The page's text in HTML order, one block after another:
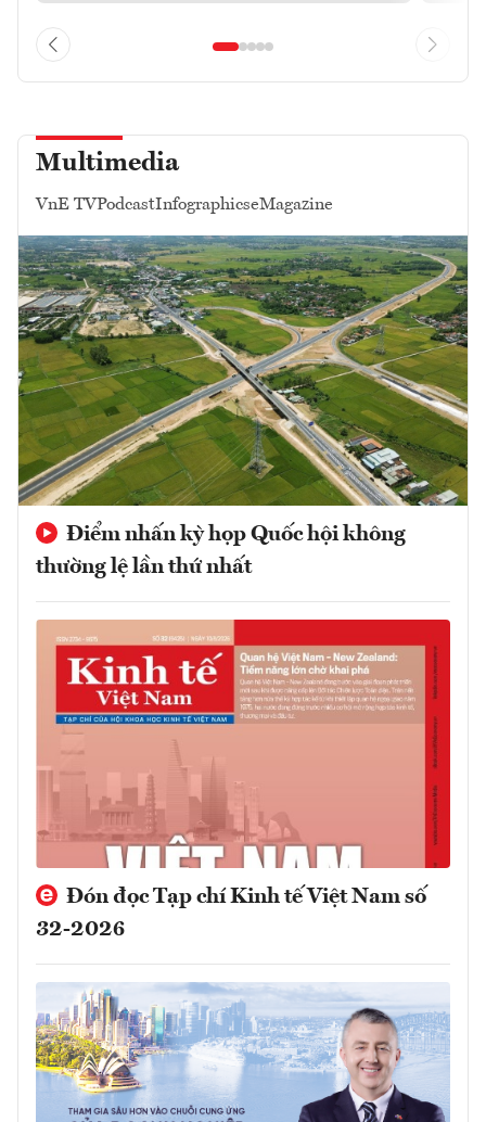
Multimedia
VnE TVPodcastInfographicseMagazine
Điểm nhấn kỳ họp Quốc hội không
thường lệ lần thứ nhất
Đón đọc Tạp chí Kinh tế Việt Nam số
32-2026